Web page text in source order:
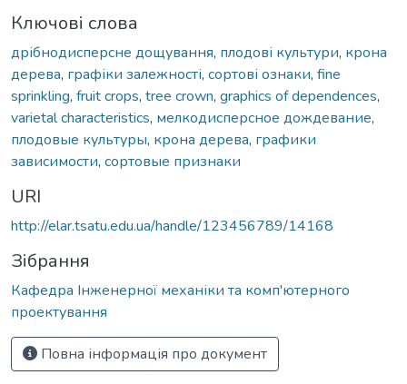
Ключові слова
дрібнодисперсне дощування, плодові культури, крона
дерева, графіки залежності, сортові ознаки, fine
sprinkling, fruit crops, tree crown, graphics of dependences,
varietal characteristics, мелкодисперсное дождевание,
плодовые культуры, крона дерева, графики
зависимости, сортовые признаки
URI
http://elar.tsatu.edu.ua/handle/123456789/14168
Зібрання
Кафедра Інженерної механіки та комп'ютерного
проектування
Повна інформація про документ